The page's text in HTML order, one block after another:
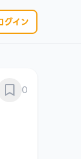
グイン
0